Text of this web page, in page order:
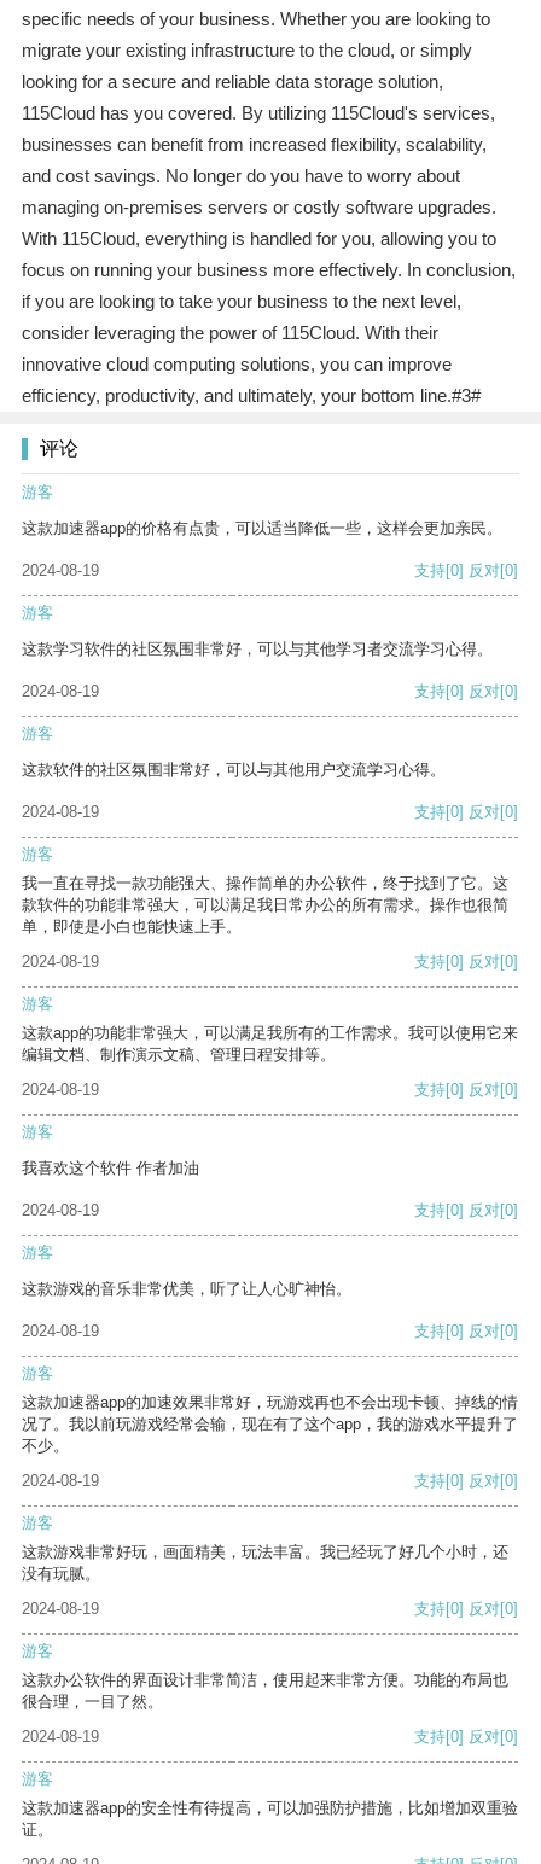
specific needs of your business. Whether you are looking to
migrate your existing infrastructure to the cloud, or simply
looking for a secure and reliable data storage solution,
115Cloud has you covered. By utilizing 115Cloud's services,
businesses can benefit from increased flexibility, scalability,
and cost savings. No longer do you have to worry about
managing on-premises servers or costly software upgrades.
With 115Cloud, everything is handled for you, allowing you to
focus on running your business more effectively. In conclusion,
if you are looking to take your business to the next level,
consider leveraging the power of 115Cloud. With their
innovative cloud computing solutions, you can improve
efficiency, productivity, and ultimately, your bottom line.#3#
评论
游客
这款加速器app的价格有点贵，可以适当降低一些，这样会更加亲民。
2024-08-19 支持[0] 反对[0]
游客
这款学习软件的社区氛围非常好，可以与其他学习者交流学习心得。
2024-08-19 支持[0] 反对[0]
游客
这款软件的社区氛围非常好，可以与其他用户交流学习心得。
2024-08-19 支持[0] 反对[0]
游客
我一直在寻找一款功能强大、操作简单的办公软件，终于找到了它。这
款软件的功能非常强大，可以满足我日常办公的所有需求。操作也很简
单，即使是小白也能快速上手。
2024-08-19
支持[0] 反对[0]
游客
这款app的功能非常强大，可以满足我所有的工作需求。我可以使用它来
编辑文档、制作演示文稿、管理日程安排等。
2024-08-19
支持[0] 反对[0]
游客
我喜欢这个软件 作者加油
2024-08-19 支持[0] 反对[0]
游客
这款游戏的音乐非常优美，听了让人心旷神怡。
2024-08-19 支持[0] 反对[0]
游客
这款加速器app的加速效果非常好，玩游戏再也不会出现卡顿、掉线的情
况了。我以前玩游戏经常会输，现在有了这个app，我的游戏水平提升了
不少。
2024-08-19
支持[0] 反对[0]
游客
这款游戏非常好玩，画面精美，玩法丰富。我已经玩了好几个小时，还
没有玩腻。
2024-08-19
支持[0] 反对[0]
游客
这款办公软件的界面设计非常简洁，使用起来非常方便。功能的布局也
很合理，一目了然。
2024-08-19
支持[0] 反对[0]
游客
这款加速器app的安全性有待提高，可以加强防护措施，比如增加双重验
证。